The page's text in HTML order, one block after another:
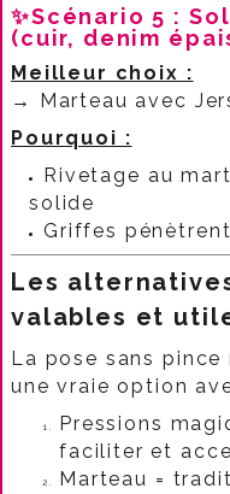
✨Scénario 5 :
(cuir, denim
Meilleur choix :
→ Marteau avec
Pourquoi :
Rivetage au
solide
Griffes
Les
valables et
La pose sans
une vraie option
Pressions
faciliter et
Marteau =